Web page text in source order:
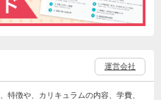
運営会社
特徴や、カリキュラムの内容、学費、